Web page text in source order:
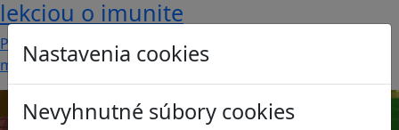
Nastavenia cookies
Nevyhnutné súbory cookies
lekciou o imunite
Pod názvom Bunky v akcii sa skrýva
mobilná akčná…